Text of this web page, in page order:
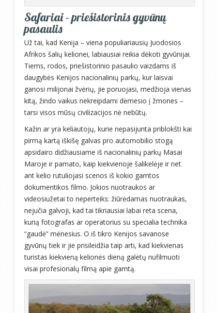
Safariai – priešistorinis gyvūnų
pasaulis
Už tai, kad Kenija – viena populiariausių Juodosios
Afrikos šalių kelionei, labiausiai reikia dėkoti gyvūnijai.
Tiems, rodos, priešistorinio pasaulio vaizdams iš
daugybės Kenijos nacionalinių parkų, kur laisvai
ganosi milijonai žvėrių, jie poruojasi, medžioja vienas
kitą, žindo vaikus nekreipdami dėmesio į žmones –
tarsi visos mūsų civilizacijos nė nebūtų.
Kažin ar yra keliautojų, kurie nepasijunta priblokšti kai
pirmą kartą iškišę galvas pro automobilio stogą
apsidairo didžiausiame iš nacionalinių parkų Masai
Maroje ir pamato, kaip kiekvienoje šalikelėje ir net
ant kelio rutuliojasi scenos iš kokio gamtos
dokumentikos filmo. Jokios nuotraukos ar
videosiužetai to neperteiks: žiūrėdamas nuotraukas,
nejučia galvoji, kad tai tikriausiai labai reta scena,
kurią fotografas ar operatorius su specialia technika
“gaudė” mėnesius. O iš tikro Kenijos savanose
gyvūnų tiek ir jie prisileidžia taip arti, kad kiekvienas
turistas kiekvieną kelionės dieną galėtų nufilmuoti
visai profesionalų filmą apie gamtą.